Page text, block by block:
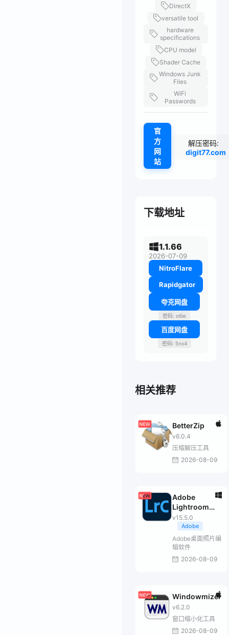
DirectX
versatile tool
hardware
specifications
CPU model
Shader Cache
Windows Junk
Files
WiFi
Passwords
官
方
网
站
解压密码:
digit77.com
下载地址
1.1.66
2026-07-09
NitroFlare
Rapidgator
夸克网盘
密码: o6ie
百度网盘
密码: 5nx4
相关推荐
BetterZip
v6.0.4
压缩解压工具
2026-08-09
Adobe
Lightroom
Classic 2026
v15.5.0
Adobe
Adobe桌面照片编
辑软件
2026-08-09
Windowmizer
v6.2.0
窗口缩小化工具
2026-08-09